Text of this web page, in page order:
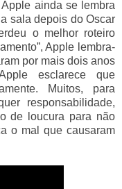
ainda se lembra
sala depois do Oscar
o melhor roteiro
Apple lembra-
por mais dois anos
esclarece que
Muitos, para
responsabilidade,
de loucura para não
o mal que causaram